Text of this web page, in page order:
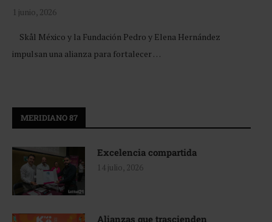
1 junio, 2026
Skål México y la Fundación Pedro y Elena Hernández
impulsan una alianza para fortalecer …
MERIDIANO 87
Excelencia compartida
14 julio, 2026
Alianzas que trascienden